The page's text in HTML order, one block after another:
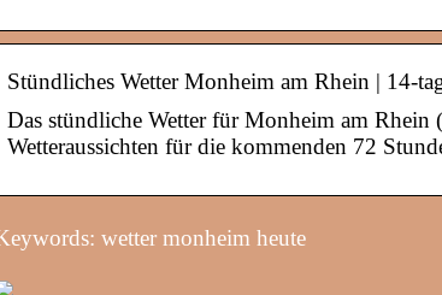
Stündliches Wetter Monheim am Rhein | 14-
Das stündliche Wetter für Monheim am
Wetteraussichten für die kommenden 72
wetter monheim heute